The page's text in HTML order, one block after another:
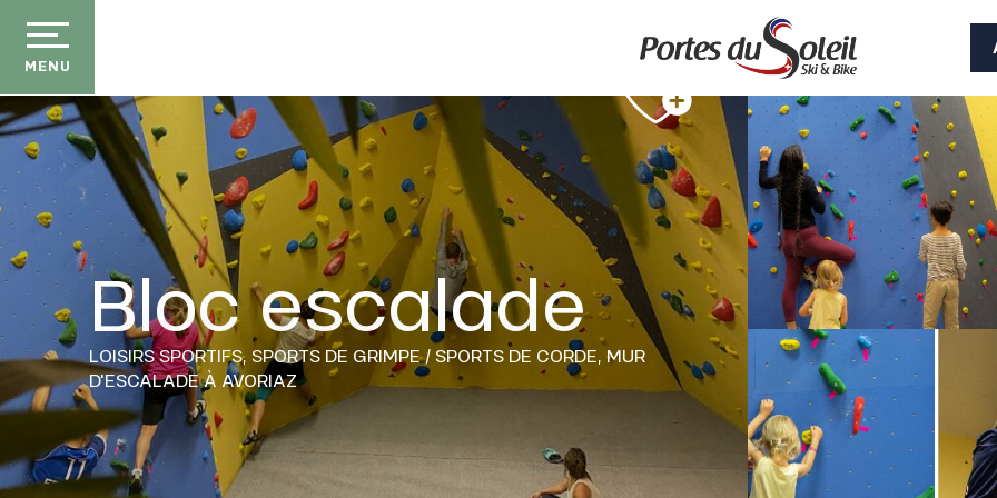
contenu
principal
MENU
Bloc escalade
LOISIRS SPORTIFS, SPORTS DE GRIMPE / SPORTS DE CORDE, MUR
D'ESCALADEÀ AVORIAZ